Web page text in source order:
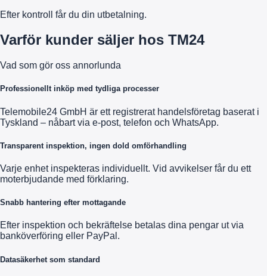
Efter kontroll får du din utbetalning.
Varför kunder säljer hos TM24
Vad som gör oss annorlunda
Professionellt inköp med tydliga processer
Telemobile24 GmbH är ett registrerat handelsföretag baserat i
Tyskland – nåbart via e-post, telefon och WhatsApp.
Transparent inspektion, ingen dold omförhandling
Varje enhet inspekteras individuellt. Vid avvikelser får du ett
moterbjudande med förklaring.
Snabb hantering efter mottagande
Efter inspektion och bekräftelse betalas dina pengar ut via
banköverföring eller PayPal.
Datasäkerhet som standard